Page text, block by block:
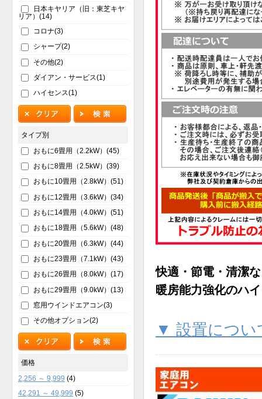
快適・節電・清潔
暖房能力強化のハ
▼ 設置につい
日本キヤリア（旧：東芝キヤ
リア）(14)
コロナ(3)
シャープ(2)
その他(2)
ダイアン・サービス(1)
ハイセンス(1)
タイプ別
おもに6畳用（2.2kW）(45)
おもに8畳用（2.5kW）(39)
おもに10畳用（2.8kW）(51)
おもに12畳用（3.6kW）(34)
おもに14畳用（4.0kW）(51)
おもに18畳用（5.6kW）(48)
おもに20畳用（6.3kW）(44)
おもに23畳用（7.1kW）(43)
おもに26畳用（8.0kW）(17)
おもに29畳用（9.0kW）(13)
窓用ウインドエアコン(3)
その他オプション(2)
価格
2,256 ～ 9,999 (4)
42,291 ～ 49,999 (5)